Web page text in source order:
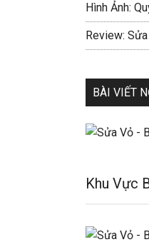
Hình Ảnh:
Review:
BÀI VIẾT
Khu Vực